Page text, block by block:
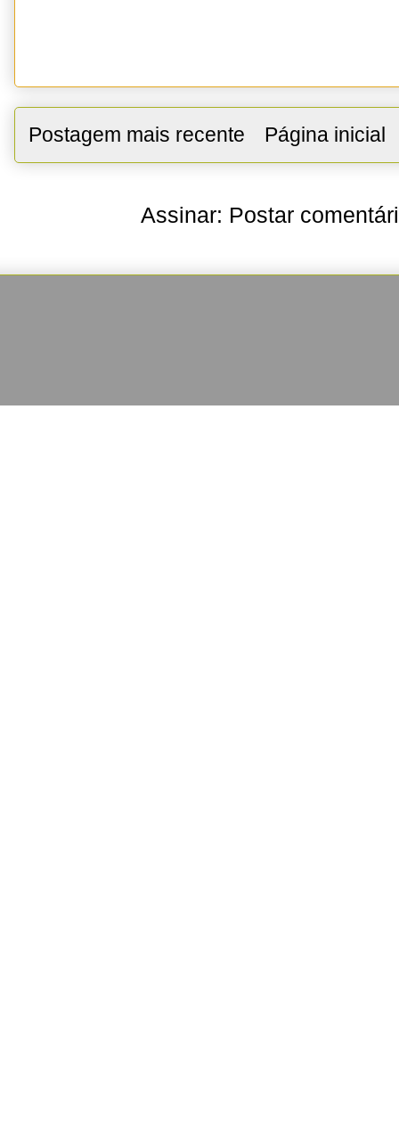
Postagem mais recente Página inicial
Assinar: Postar